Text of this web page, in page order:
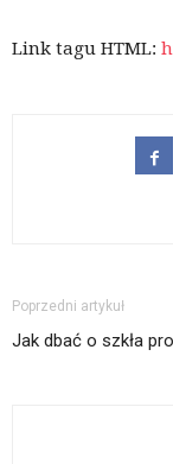
Link tagu HTML:
Poprzedni artykuł
Jak dbać o szkła